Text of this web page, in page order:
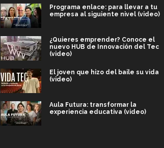
Programa enlace: para llevar a tu
empresa al siguiente nivel (video)
¿Quieres emprender? Conoce el
nuevo HUB de Innovación del Tec
(video)
El joven que hizo del baile su vida
(video)
Aula Futura: transformar la
experiencia educativa (video)